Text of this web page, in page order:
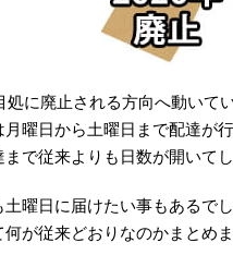
に廃止される方向へ動いて
曜日から土曜日まで配達が
で従来よりも日数が開いて
曜日に届けたい事もあるで
が従来どおりなのかまとめま